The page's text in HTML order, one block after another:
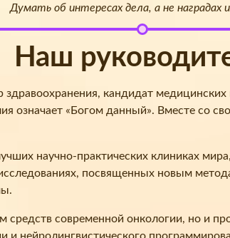
Думать об интересах дела, а не наградах и
Наш
кандидат
означает «Богом данный». Вместе со
научно-практических клиниках
посвященных новым
средств современной онкологии, но и